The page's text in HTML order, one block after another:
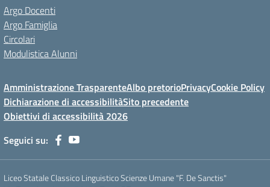
Argo Docenti
Argo Famiglia
Circolari
Modulistica Alunni
Amministrazione TrasparenteAlbo pretorioPrivacyCookie Policy
Dichiarazione di accessibilitàSito precedente
Obiettivi di accessibilità 2026
Seguici su:
Liceo Statale Classico Linguistico Scienze Umane "F. De Sanctis"